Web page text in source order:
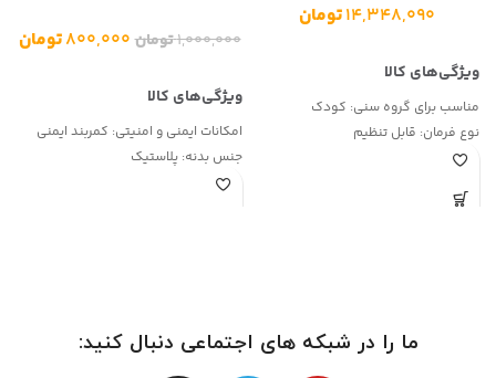
۱۴,۳۴۸,۰۹۰تومان
مناسب برای گروه سنی: کودک
نوع فرمان: قابل تنظیم
نوع ترمز:
۱,۰۰۰,۰۰۰تومان ۸۰۰,۰۰۰تومان
امکانات ایمنی و امنیتی: کمربند ایمنی
جنس بدنه: پلاستیک
رده سنی:
ما را در شبکه های اجتماعی دنبال کنید: